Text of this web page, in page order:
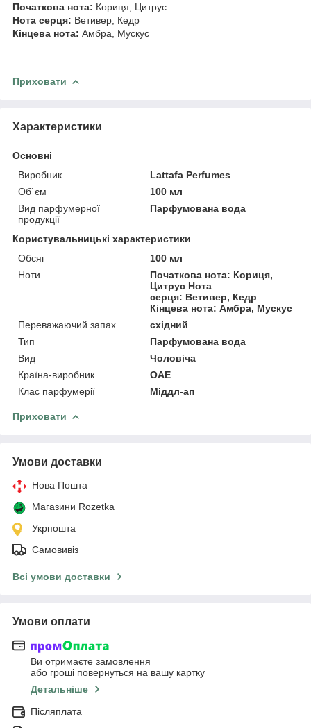
Початкова нота: Кориця, Цитрус
Нота серця: Ветивер, Кедр
Кінцева нота: Амбра, Мускус
Приховати
Характеристики
Основні
Виробник
Lattafa Perfumes
Об`єм
100 мл
Вид парфумерної
продукції
Парфумована вода
Користувальницькі характеристики
Обсяг
100 мл
Ноти
Початкова нота: Кориця,
Цитрус Нота
серця: Ветивер, Кедр
Кінцева нота: Амбра, Мускус
Переважаючий запах
східний
Тип
Парфумована вода
Вид
Чоловіча
Країна-виробник
ОАЕ
Клас парфумерії
Міддл-ап
Приховати
Умови доставки
Нова Пошта
Магазини Rozetka
Укрпошта
Самовивіз
Всі умови доставки
Умови оплати
Ви отримаєте замовлення
або гроші повернуться на вашу картку
Детальніше
Післяплата